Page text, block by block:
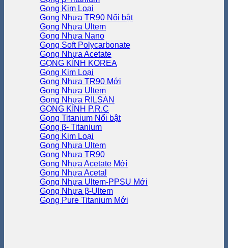
Gọng Kim Loại
Gọng Nhựa TR90
Gọng Nhựa Ultem
Gọng Nhựa Nano
Gọng Soft Polycarbonate
Gọng Nhựa Acetate
GỌNG KÍNH KOREA
Gọng Kim Loại
Gọng Nhựa TR90
Gọng Nhựa Ultem
Gọng Nhựa RILSAN
GỌNG KÍNH P.R.C
Gọng Titanium
Gọng β- Titanium
Gọng Kim Loại
Gọng Nhựa Ultem
Gọng Nhựa TR90
Gọng Nhựa Acetate
Gọng Nhựa Acetal
Gọng Nhựa Ultem-PPSU
Gọng Nhựa β-Ultem
Gọng Pure Titanium